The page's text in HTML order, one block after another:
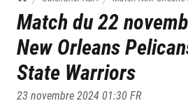
Warriors du22/11/2024
Match du22
New Orleans
State Warriors
23 novembre 2024 01:30FR